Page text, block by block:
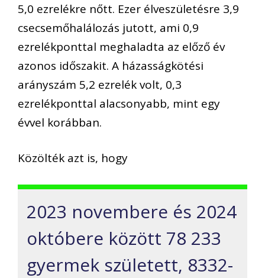
5,0 ezrelékre nőtt. Ezer élveszületésre 3,9
csecsemőhalálozás jutott, ami 0,9
ezrelékponttal meghaladta az előző év
azonos időszakit. A házasságkötési
arányszám 5,2 ezrelék volt, 0,3
ezrelékponttal alacsonyabb, mint egy
évvel korábban.
Közölték azt is, hogy
2023 novembere és 2024
októbere között 78 233
gyermek született, 8332-